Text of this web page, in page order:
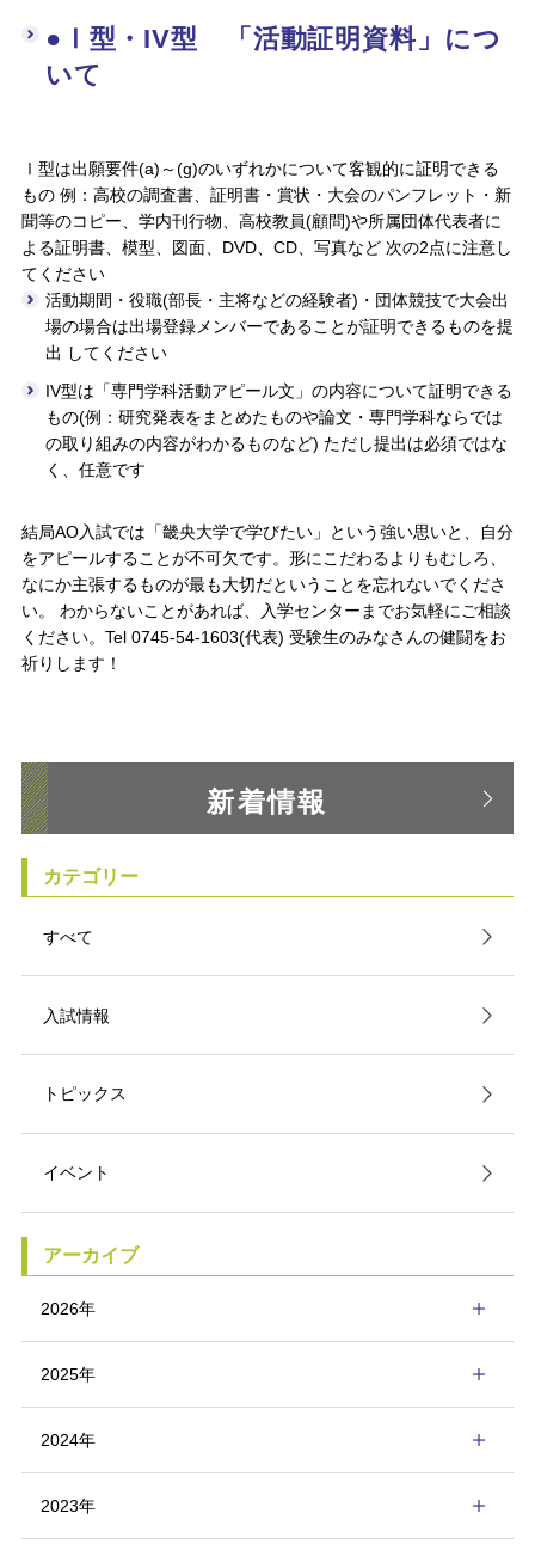
●Ⅰ型・IV型 「活動証明資料」につ
いて
Ⅰ型は出願要件(a)～(g)のいずれかについて客観的に証明できる
もの 例：高校の調査書、証明書・賞状・大会のパンフレット・新
聞等のコピー、学内刊行物、高校教員(顧問)や所属団体代表者に
よる証明書、模型、図面、DVD、CD、写真など 次の2点に注意し
てください
活動期間・役職(部長・主将などの経験者)・団体競技で大会出
場の場合は出場登録メンバーであることが証明できるものを提
出 してください
IV型は「専門学科活動アピール文」の内容について証明できる
もの(例：研究発表をまとめたものや論文・専門学科ならでは
の取り組みの内容がわかるものなど) ただし提出は必須ではな
く、任意です
結局AO入試では「畿央大学で学びたい」という強い思いと、自分
をアピールすることが不可欠です。形にこだわるよりもむしろ、
なにか主張するものが最も大切だということを忘れないでくださ
い。 わからないことがあれば、入学センターまでお気軽にご相談
ください。Tel 0745-54-1603(代表) 受験生のみなさんの健闘をお
祈りします！
新着情報
カテゴリー
すべて
入試情報
トピックス
イベント
アーカイブ
2026年
2025年
2024年
2023年